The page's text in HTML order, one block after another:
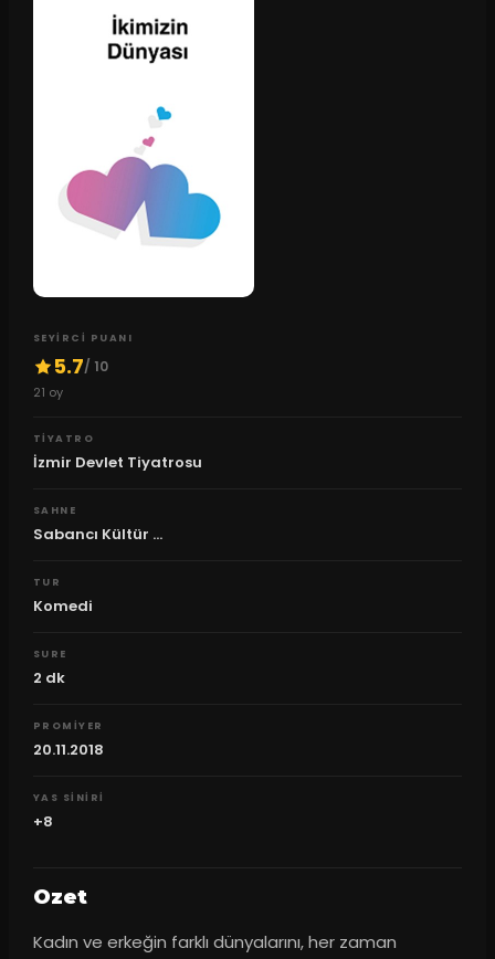
SEYIRCI PUANI
5.7/ 10
21 oy
TIYATRO
İzmir Devlet Tiyatrosu
SAHNE
Sabancı Kültür ...
TUR
Komedi
SURE
2 dk
PROMIYER
20.11.2018
YAS SINIRI
+8
Ozet
Kadın ve erkeğin farklı dünyalarını, her zaman